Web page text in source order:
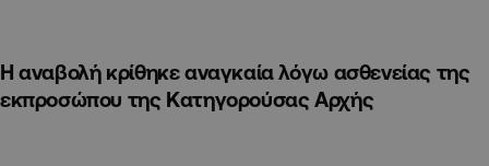
Η αναβολή κρίθηκε αναγκαία λόγω ασθενείας της
εκπροσώπου της Κατηγορούσας Αρχής